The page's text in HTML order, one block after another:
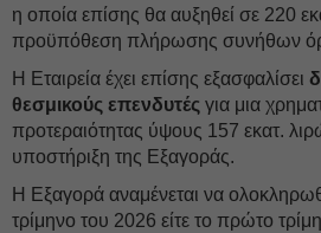
η οποία επίσης θα αυξηθεί σε 220
προϋπόθεση πλήρωσης συνήθων
Η Εταιρεία έχει επίσης εξασφαλίσει
θεσμικούς επενδυτές για μια
προτεραιότητας ύψους 157 εκατ.
υποστήριξη της Εξαγοράς.
Η Εξαγορά αναμένεται να
τρίμηνο του 2026 είτε το πρώτο